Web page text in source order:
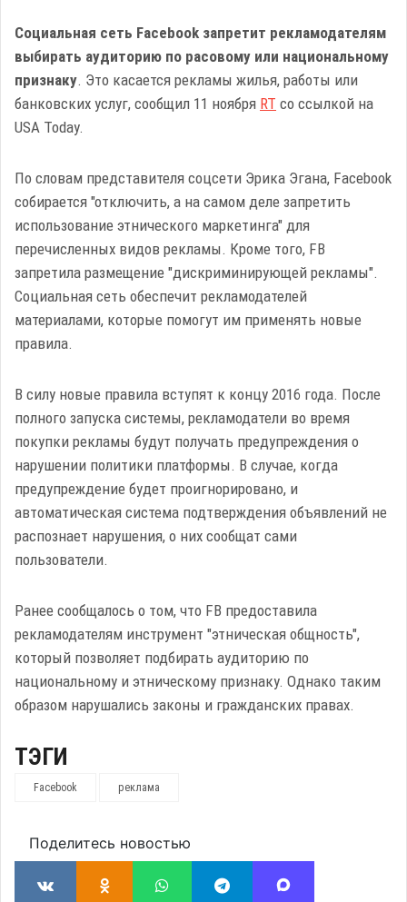
Социальная сеть Facebook запретит рекламодателям
выбирать аудиторию по расовому или национальному
признаку. Это касается рекламы жилья, работы или
банковских услуг, сообщил 11 ноября RT со ссылкой на
USA Today.
По словам представителя соцсети Эрика Эгана, Facebook
собирается "отключить, а на самом деле запретить
использование этнического маркетинга" для
перечисленных видов рекламы. Кроме того, FB
запретила размещение "дискриминирующей рекламы".
Социальная сеть обеспечит рекламодателей
материалами, которые помогут им применять новые
правила.
В силу новые правила вступят к концу 2016 года. После
полного запуска системы, рекламодатели во время
покупки рекламы будут получать предупреждения о
нарушении политики платформы. В случае, когда
предупреждение будет проигнорировано, и
автоматическая система подтверждения объявлений не
распознает нарушения, о них сообщат сами
пользователи.
Ранее сообщалось о том, что FB предоставила
рекламодателям инструмент "этническая общность",
который позволяет подбирать аудиторию по
национальному и этническому признаку. Однако таким
образом нарушались законы и гражданских правах.
ТЭГИ
Facebook реклама
Поделитесь новостью